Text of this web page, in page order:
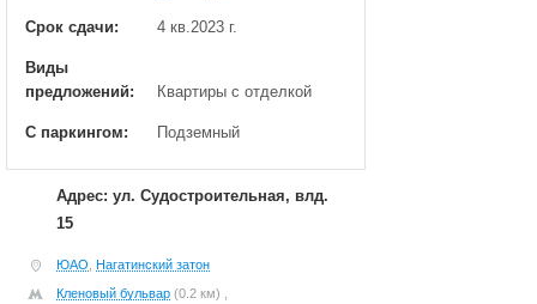
Срок сдачи: 4 кв.2023 г.
Виды
предложений:
Квартиры с отделкой
С паркингом: Подземный
Адрес: ул. Судостроительная, влд.
15
ЮАО Нагатинский затон
Кленовый бульвар (0.2 км) ,